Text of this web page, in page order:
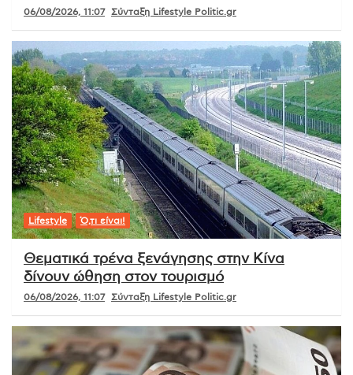
06/08/2026, 11:07 Σύνταξη Lifestyle Politic.gr
Lifestyle Ό,τι είναι!
Θεματικά τρένα ξενάγησης στην Κίνα
δίνουν ώθηση στον τουρισμό
06/08/2026, 11:07 Σύνταξη Lifestyle Politic.gr